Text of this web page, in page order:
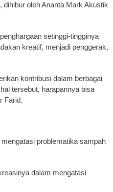
dihibur oleh Ananta Mark Akustik
setinggi-tingginya
kreatif, menjadi penggerak,
kontribusi dalam berbagai
tersebut, harapannya bisa
Farid.
problematika sampah
dalam mengatasi